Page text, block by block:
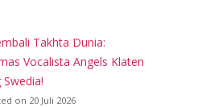
Takhta Dunia:
Vocalista Angels Klaten
Swedia!
on 20 Juli 2026